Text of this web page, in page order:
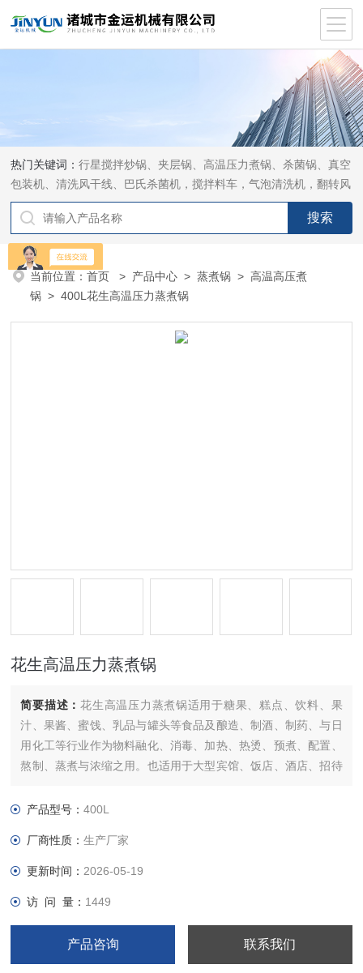
热门关键词：行星搅拌炒锅、夹层锅、高温压力煮锅、杀菌锅、真空
包装机、清洗风干线、巴氏杀菌机，搅拌料车，气泡清洗机，翻转风
干机
当前位置：首页 > 产品中心 >蒸煮锅 >高温高压煮
锅 > 400L花生高温压力蒸煮锅
花生高温压力蒸煮锅
简要描述：花生高温压力蒸煮锅适用于糖果、糕点、饮料、果
汁、果酱、蜜饯、乳品与罐头等食品及酿造、制酒、制药、与日
用化工等行业作为物料融化、消毒、加热、热烫、预煮、配置、
熬制、蒸煮与浓缩之用。也适用于大型宾馆、饭店、酒店、招待
烧菜与炖肉之用
产品型号：400L
厂商性质：生产厂家
更新时间： 2026-05-19
访 问 量： 1449
产品咨询 联系我们